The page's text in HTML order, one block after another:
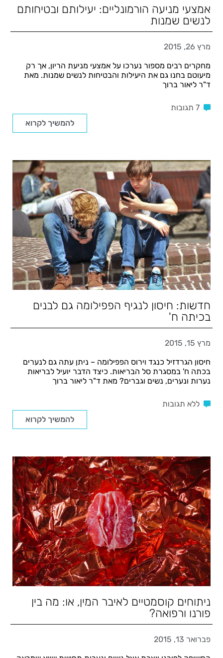
אמצעי מניעה הורמונליים: יעילותם ובטיחותם
לנשים שמנות
מרץ 26, 2015
מחקרים רבים מספור נערכו על אמצעי מניעת הריון, אך רק
מיעוטם בחנו גם את היעילות והבטיחות לנשים שמנות. מאת
ד"ר ליאור ברוך
7 תגובות
להמשיך לקרוא
חדשות: חיסון לנגיף הפפילומה גם לבנים
בכיתה ח'
מרץ 15, 2015
חיסון הגרדזיל כנגד וירוס הפפילומה – ניתן עתה גם לנערים
בכתה ח' במסגרת סל הבריאות. כיצד הדבר יועיל לבריאות
נערות ונערים, נשים וגברים? מאת ד"ר ליאור ברוך
ללא תגובות
להמשיך לקרוא
ניתוחים קוסמטיים לאיבר המין, או: מה בין
פורנו ורפואה?
פברואר 13, 2015